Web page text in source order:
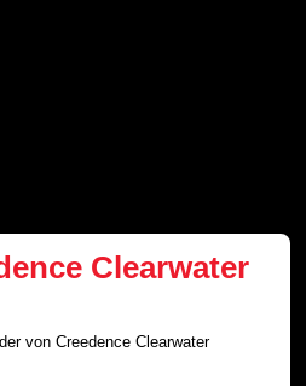
Clearwater
von Creedence Clearwater